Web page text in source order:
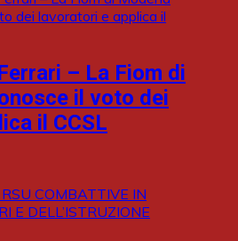
– La Fiom di
il voto dei
il CCSL